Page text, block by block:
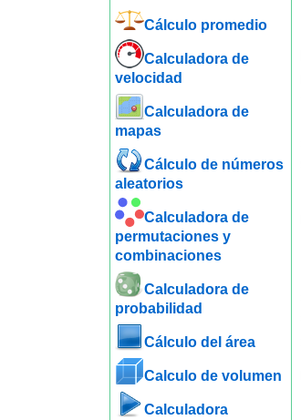
Cálculo promedio
Calculadora de
velocidad
Calculadora de
mapas
Cálculo de números
aleatorios
Calculadora de
permutaciones y
combinaciones
Calculadora de
probabilidad
Cálculo del área
Calculo de volumen
Calculadora